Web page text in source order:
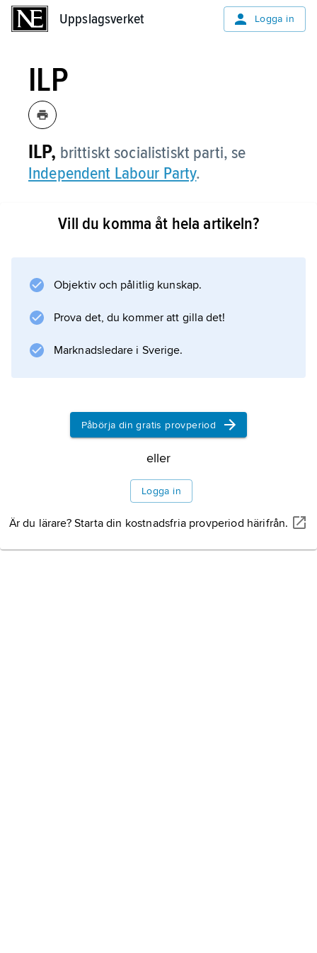
Uppslagsverket Logga in
ILP
ILP, brittiskt socialistiskt parti, se
Independent Labour Party.
Vill du komma åt hela artikeln?
Objektiv och pålitlig kunskap.
Prova det, du kommer att gilla det!
Marknadsledare i Sverige.
Påbörja din gratis provperiod
eller
Logga in
Är du lärare? Starta din kostnadsfria provperiod härifrån.